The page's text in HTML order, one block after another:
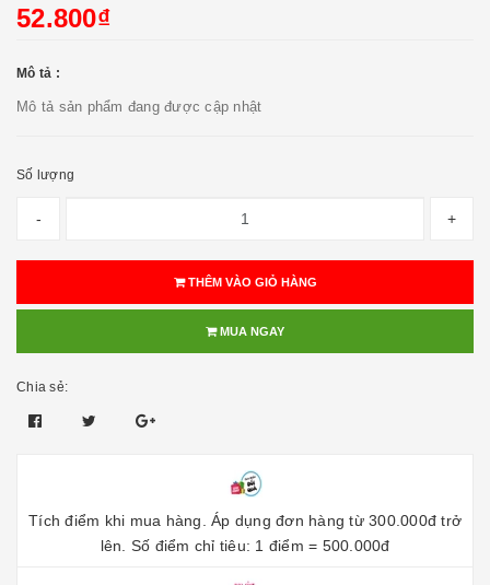
52.800₫
Mô tả :
Mô tả sản phẩm đang được cập nhật
Số lượng
- +
THÊM VÀO GIỎ HÀNG
MUA NGAY
Chia sẻ:
Tích điểm khi mua hàng. Áp dụng đơn hàng từ 300.000đ trở
lên. Số điểm chỉ tiêu: 1 điểm = 500.000đ